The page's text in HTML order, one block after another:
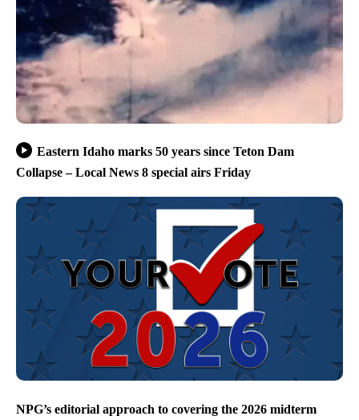
Eastern Idaho marks 50 years since Teton Dam
Collapse – Local News 8 special airs Friday
NPG’s editorial approach to covering the 2026 midterm